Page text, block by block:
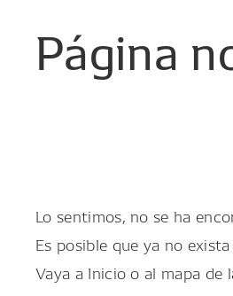
Página
Lo sentimos, no se ha
Es posible que ya no
Vaya a Inicio o al mapa de